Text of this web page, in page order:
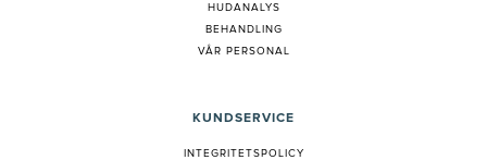
HUDANALYS
BEHANDLING
VÅR PERSONAL
KUNDSERVICE
INTEGRITETSPOLICY